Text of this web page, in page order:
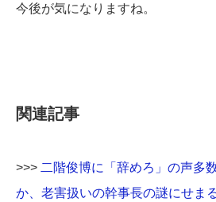
今後が気になりますね。
関連記事
>>> 二階俊博に「辞めろ」の声多
か、老害扱いの幹事長の謎にせま